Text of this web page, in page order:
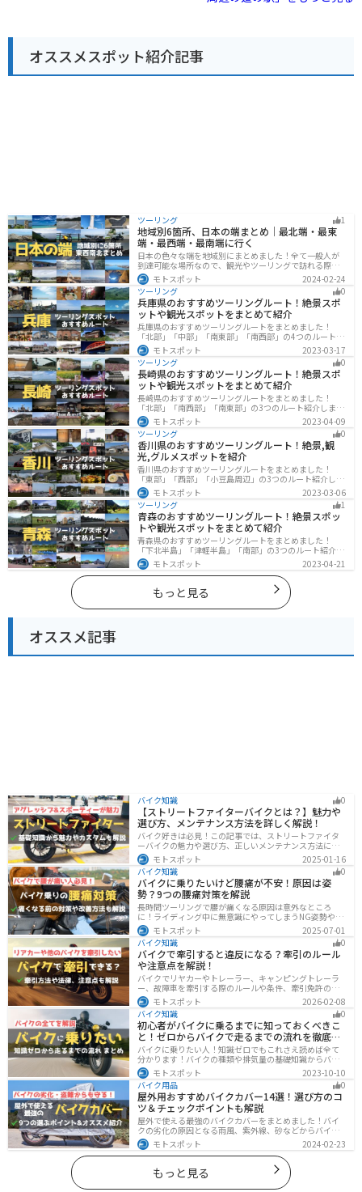
持ち帰ることも可能です。 また、地元の特産品を販売す
駅には広い駐車場も完備されているので、休憩場所とし
ても利用できます。 周辺には、滝の上公園や芦別温泉な
ど観光スポットも多いので、合わせて訪れるのもおすす
オススメスポット紹介記事
ツーリング 1
地域別6箇所、日本の端まとめ｜最北端・最東
端・最西端・最南端に行く
日本の色々な端を地域別にまとめました！全て一般人が
到達可能な場所なので、観光やツーリングで訪れる際の
参考にしてください。
モトスポット
2024-02-24
ツーリング
0
兵庫県のおすすめツーリングルート！絶景スポ
ットや観光スポットをまとめて紹介
兵庫県のおすすめツーリングルートをまとめました！
「北部」「中部」「南東部」「南西部」の4つのルート紹
介します。自然豊かな山を堪能できる北部と中部、街中
で海辺の南部と違った楽しみ方ができます。バイクで兵
庫県にツーリングに行く際は参考にしてください。
モトスポット
2023-03-17
ツーリング
0
長崎県のおすすめツーリングルート！絶景スポ
ットや観光スポットをまとめて紹介
長崎県のおすすめツーリングルートをまとめました！
「北部」「南西部」「南東部」の3つのルート紹介しま
す。国際色豊かな街並みや世界遺産、絶景ポイントが数
多く存在し、様々な楽しみ方ができます。バイクで長崎
県にツーリングに行く際は参考にしてください。
モトスポット
2023-04-09
ツーリング
0
香川県のおすすめツーリングルート！絶景,観
光,グルメスポットを紹介
香川県のおすすめツーリングルートをまとめました！
「東部」「西部」「小豆島周辺」の3つのルート紹介しま
す。自然豊かな山から海、絶品グルメを満喫するツーリ
ングができます。バイクで香川県にツーリングに行く際
は参考にしてください。
モトスポット
2023-03-06
ツーリング
1
青森のおすすめツーリングルート！絶景スポッ
トや観光スポットをまとめて紹介
青森県のおすすめツーリングルートをまとめました！
「下北半島」「津軽半島」「南部」の3つのルート紹介し
ます。自然に恵まれた風光明媚な景色や歴史文化に触れ
られる観光スポットが多くあります。バイクで青森県に
ツーリングに行く際は参考にしてください。
モトスポット 2023-04-21
もっと見る
オススメ記事
バイク知識 0
【ストリートファイターバイクとは？】魅力や
選び方、メンテナンス方法を詳しく解説！
バイク好きは必見！この記事では、ストリートファイタ
ーバイクの魅力や選び方、正しいメンテナンス方法につ
いて解説しています。実はストリートファイターバイク
は、個性的なデザインと高い走行性能が魅力です。この
記事を読めば、ストリートファイターバイクの魅力がわ
かります。
モトスポット
2025-01-16
バイク知識
0
バイクに乗りたいけど腰痛が不安！原因は姿
勢？9つの腰痛対策を解説
長時間ツーリングで腰が痛くなる原因は意外なところ
に！ライディング中に無意識にやってしまうNG姿勢や体
への負担、今すぐ見直せる予防・対策法をわかりやすく
解説。腰痛対策に効果的な便利アイテムも紹介し、快適
で楽しいツーリングをサポートします。
モトスポット
2025-07-01
バイク知識
0
バイクで牽引すると違反になる？牽引のルール
や注意点を解説！
バイクでリヤカーやトレーラー、キャンピングトレーラ
ー、故障車を牽引する際のルールや条件、牽引免許の有
無、速度制限、必要な装備をわかりやすく解説。メリッ
ト・デメリットや注意点も紹介し、安全にバイクの積載
力をアップする方法をまとめました。
モトスポット
2026-02-08
バイク知識
0
初心者がバイクに乗るまでに知っておくべきこ
と！ゼロからバイクで走るまでの流れを徹底解
説
バイクに乗りたい人！知識ゼロでもこれさえ読めば全て
分かります！バイクの種類や排気量の基礎知識からバイ
クの選び方、免許の取り方、購入、納車、その後のバイ
クライフまで全てサポートします！
モトスポット
2023-10-10
バイク用品
0
屋外用おすすめバイクカバー14選！選び方のコ
ツ＆チェックポイントも解説
屋外で使える最強のバイクカバーをまとめました！バイ
クの劣化の原因となる雨風、紫外線、砂などからバイク
を守ることはもちろん、盗難やいたずら対策にもなりま
す。バイクカバーの選び方からオススメまでまとめまし
たので、カバーを探している人はぜひ参考にしてくださ
モトスポット 2024-02-23
もっと見る